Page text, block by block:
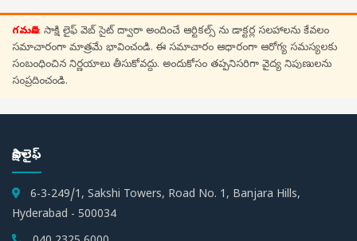
గమనిక: సాక్షి లైఫ్ వెబ్ సైట్ ద్వారా అందించే ఆర్టికల్స్ ను డాక్టర్ల సలహాలను కేవలం
సమాచారంగా మాత్రమే భావించండి. ఈ సమాచారం ఆధారంగా ఆరోగ్య సమస్యలకు
సంబంధించిన నిర్ణయాలు తీసుకోవద్దు. అందుకోసం తప్పనిసరిగా వైద్య నిపుణులను
సంప్రదించండి.
సాక్షి లైఫ్
6-3-249/1, Sakshi Towers, Road No. 1, Banjara Hills,
Hyderabad - 500034